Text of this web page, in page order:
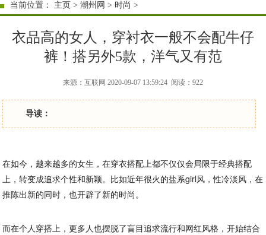
当前位置： 主页 >潮州网 > 时尚 >
衣品高的女人，穿衬衣一般不会配牛仔
裤！搭另外5款，洋气又有范
来源：互联网 2020-09-07 13:59:24 阅读：922
导读：
在如今，越来越多的女生，在穿衣搭配上都不仅仅会局限于经典搭配
上，转变成追求个性和新颖。比如近年很火的盐系girl风，性冷淡风，在
推陈出新的同时，也开辟了新的时尚。
而在个人穿搭上，更多人也摆脱了盲目追求流行和网红风格，开始结合